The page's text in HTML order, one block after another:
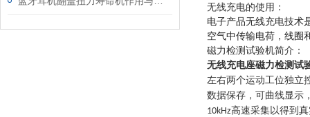
无线充电的使用：
电子产品无线充电技术
空气中传输电荷，线圈
磁力检测试验机简介：
无线充电座磁力检测试
左右两个运动工位独立
数据保存，可曲线显示
10kHz高速采集以得到